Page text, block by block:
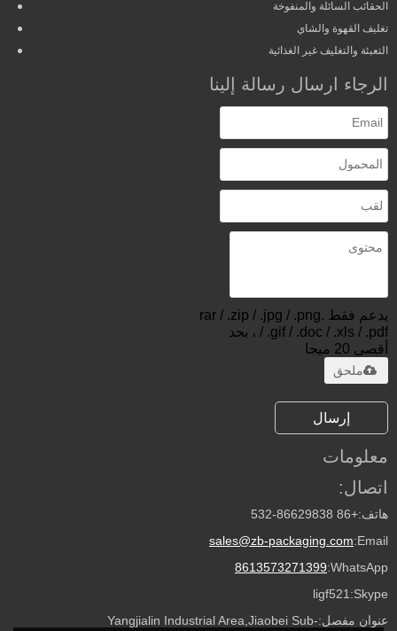
الحقائب السائلة والمنفوخة
تغليف القهوة والشاي
التعبئة والتغليف غير الغذائية
الرجاء ارسال رسالة إلينا
يدعم فقط .rar / .zip / .jpg / .png
/ .gif / .doc / .xls / .pdf ، بحد
أقصى 20 ميجا
ملحق
إرسال
معلومات
اتصال:
هاتف:+86 532-86629838
Email:
sales@zb-packaging.com
WhatsApp:
8613573271399
Skype:
ligf521
عنوان مفصل:Yangjialin Industrial Area,Jiaobei Sub-